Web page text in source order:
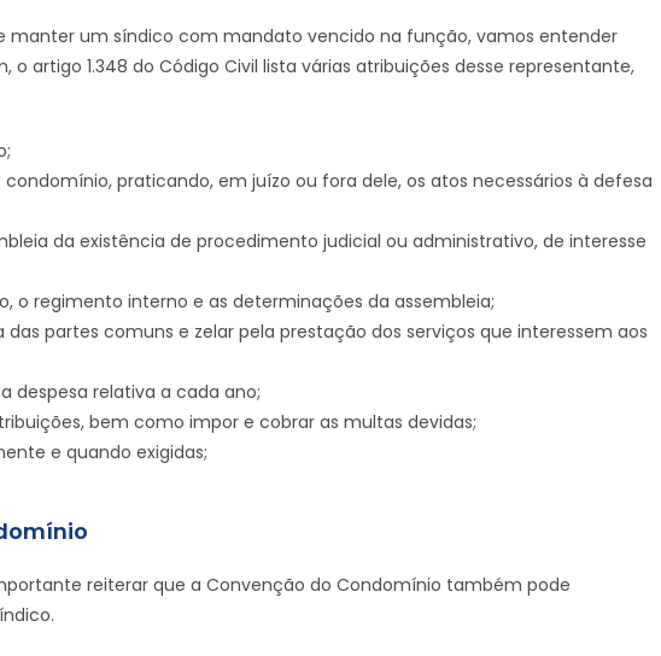
manter um síndico com mandato vencido na função, vamos entender
o artigo 1.348 do Código Civil lista várias atribuições desse representante,
praticando, em juízo ou fora dele, os atos necessários à defesa
da existência de procedimento judicial ou administrativo, de interesse
o regimento interno e as determinações da assembleia;
partes comuns e zelar pela prestação dos serviços que interessem aos
despesa relativa a cada ano;
bem como impor e cobrar as multas devidas;
e quando exigidas;
reiterar que a Convenção do Condomínio também pode